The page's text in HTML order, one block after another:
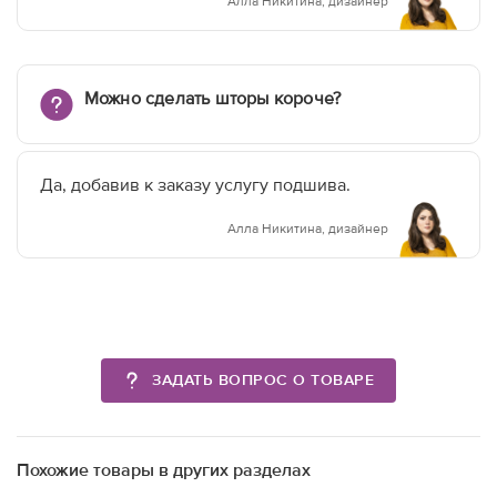
Можно сделать шторы короче?
Да, добавив к заказу услугу подшива.
Алла Никитина, дизайнер
ЗАДАТЬ ВОПРОС О ТОВАРЕ
Похожие товары в других разделах